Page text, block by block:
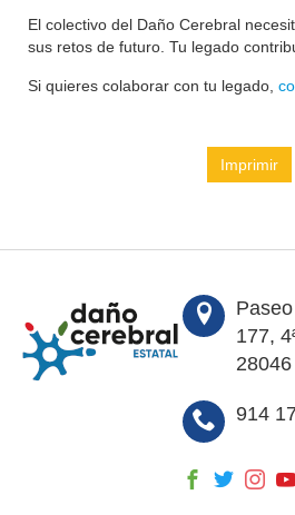
El colectivo del Daño Cerebral
sus retos de futuro. Tu legado
Si quieres colaborar con tu legado,
Imprimir
177,
914